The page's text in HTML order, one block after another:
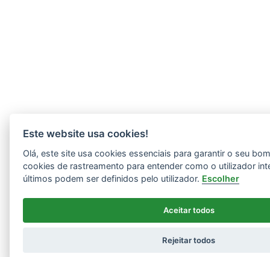
Este website usa cookies!
Olá, este site usa cookies essenciais para garantir o seu
cookies de rastreamento para entender como o utilizador
últimos podem ser definidos pelo utilizador. Escolher
Aceitar todos
Rejeitar todos